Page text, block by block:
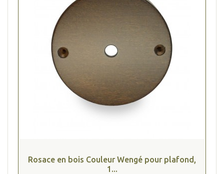
Rosace en bois Couleur Wengé pour plafond,
1...